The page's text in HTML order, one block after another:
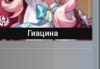
Гиацина